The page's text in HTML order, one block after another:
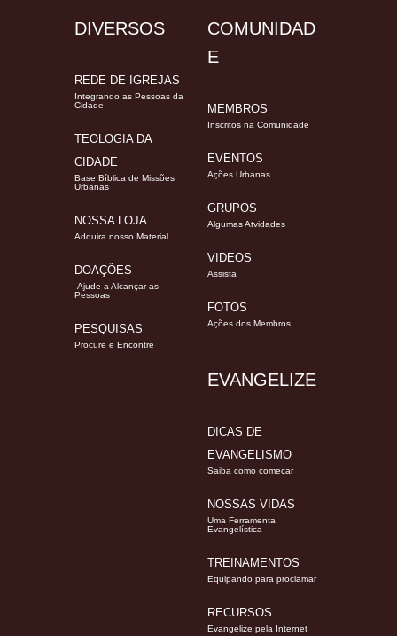
DIVERSOS
REDE DE IGREJAS
Integrando as Pessoas da
Cidade
TEOLOGIA DA
CIDADE
Base Bíblica de Missões
Urbanas
NOSSA LOJA
Adquira nosso Material
DOAÇÕES
Ajude a Alcançar as
Pessoas
PESQUISAS
Procure e Encontre
COMUNIDAD
E
MEMBROS
Inscritos na Comunidade
EVENTOS
Ações Urbanas
GRUPOS
Algumas Atvidades
VIDEOS
Assista
FOTOS
Ações dos Membros
EVANGELIZE
DICAS DE
EVANGELISMO
Saiba como começar
NOSSAS VIDAS
Uma Ferramenta
Evangelística
TREINAMENTOS
Equipando para proclamar
RECURSOS
Evangelize pela Internet